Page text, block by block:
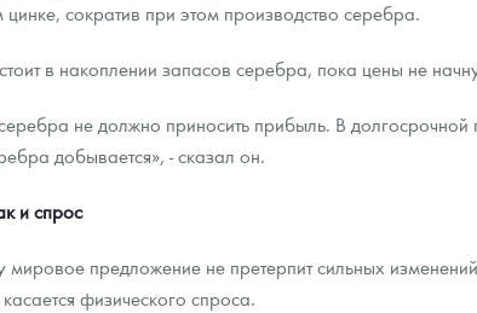
сократив при этом производство серебра.
в накоплении запасов серебра, пока цены не
не должно приносить прибыль. В
добывается», - сказал он.
и спрос
мировое предложение не претерпит сильных
физического спроса.